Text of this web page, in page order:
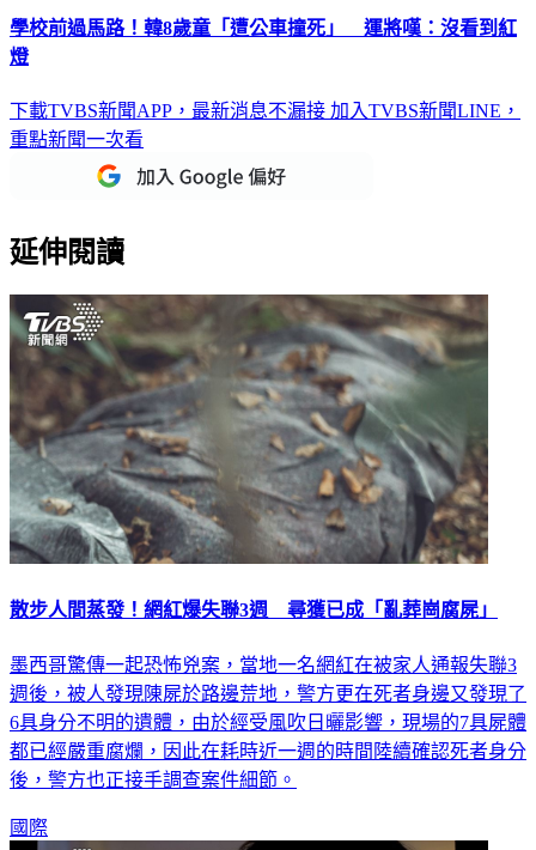
學校前過馬路！韓8歲童「遭公車撞死」 運將嘆：沒看到紅
燈
下載TVBS新聞APP，最新消息不漏接 加入TVBS新聞LINE，
重點新聞一次看
延伸閱讀
散步人間蒸發！網紅爆失聯3週 尋獲已成「亂葬崗腐屍」
墨西哥驚傳一起恐怖兇案，當地一名網紅在被家人通報失聯3
週後，被人發現陳屍於路邊荒地，警方更在死者身邊又發現了
6具身分不明的遺體，由於經受風吹日曬影響，現場的7具屍體
都已經嚴重腐爛，因此在耗時近一週的時間陸續確認死者身分
後，警方也正接手調查案件細節。
國際